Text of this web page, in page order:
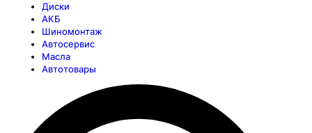
Диски
АКБ
Шиномонтаж
Автосервис
Масла
Автотовары